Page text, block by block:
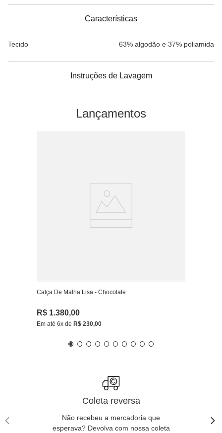
Características
Tecido 63% algodão e 37% poliamida
Instruções de Lavagem
Lançamentos
Calça De Malha Lisa - Chocolate
R$ 1.380,00
Em até 6x de R$ 230,00
Coleta reversa
Não recebeu a mercadoria que
esperava? Devolva com nossa coleta